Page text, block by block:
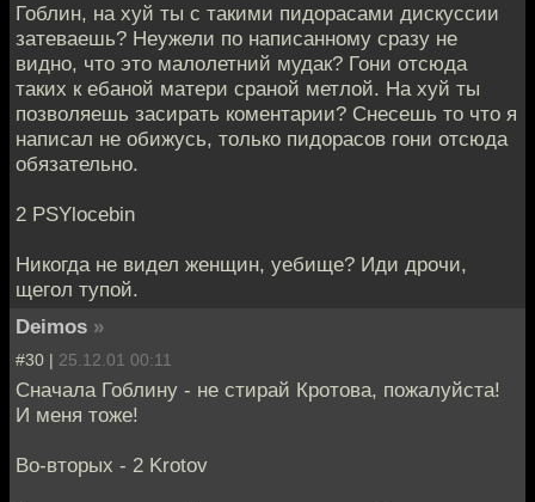
Гоблин, на хуй ты с такими пидорасами дискуссии
затеваешь? Неужели по написанному сразу не
видно, что это малолетний мудак? Гони отсюда
таких к ебаной матери сраной метлой. На хуй ты
позволяешь засирать коментарии? Снесешь то что я
написал не обижусь, только пидорасов гони отсюда
обязательно.
2 PSYlocebin
Никогда не видел женщин, уебище? Иди дрочи,
щегол тупой.
Deimos »
#30 | 25.12.01 00:11
Сначала Гоблину - не стирай Кротова, пожалуйста!
И меня тоже!
Во-вторых - 2 Krotov